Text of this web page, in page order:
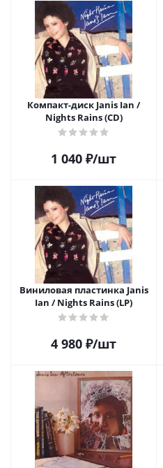
Компакт-диск Janis Ian /
Nights Rains (CD)
1 040 ₽/шт
Виниловая пластинка Janis
Ian / Nights Rains (LP)
4 980 ₽/шт